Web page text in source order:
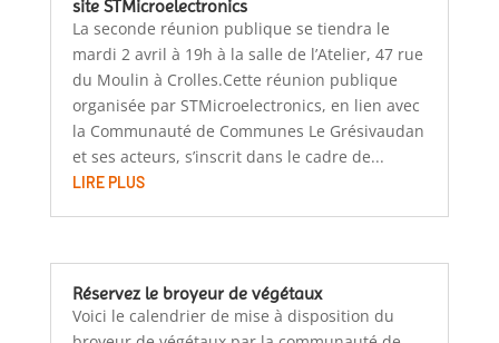
site STMicroelectronics
La seconde réunion publique se tiendra le
mardi 2 avril à 19h à la salle de l’Atelier, 47 rue
du Moulin à Crolles.Cette réunion publique
organisée par STMicroelectronics, en lien avec
la Communauté de Communes Le Grésivaudan
et ses acteurs, s’inscrit dans le cadre de...
LIRE PLUS
Réservez le broyeur de végétaux
Voici le calendrier de mise à disposition du